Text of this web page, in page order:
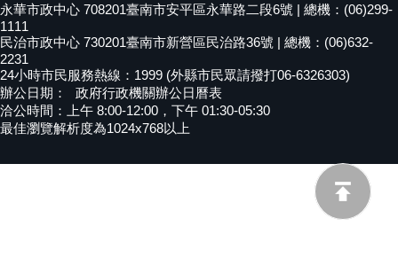
花
泉
桐
花
祭
永華市政中心 708201臺南市安平區永華路二段6號 | 總機：(06)299-
1111
民治市政中心 730201臺南市新營區民治路36號 | 總機：(06)632-
2231
24小時市民服務熱線：1999 (外縣市民眾請撥打06-6326303)
辦公日期：
政府行政機關辦公日曆表
洽公時間：上午 8:00-12:00，下午 01:30-05:30
最佳瀏覽解析度為1024x768以上